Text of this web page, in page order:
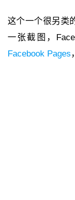
这个一个很另类
一张截图，
Facebook Pages